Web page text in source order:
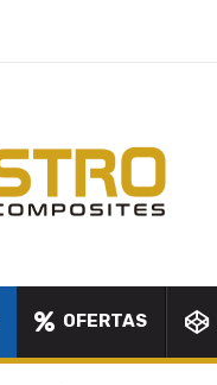
OFERTAS